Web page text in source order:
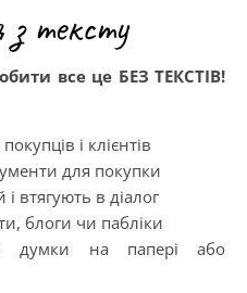
з тексту
все це БЕЗ ТЕКСТІВ!
і клієнтів
для покупки
втягують в діалог
блоги чи пабліки
думки на папері або